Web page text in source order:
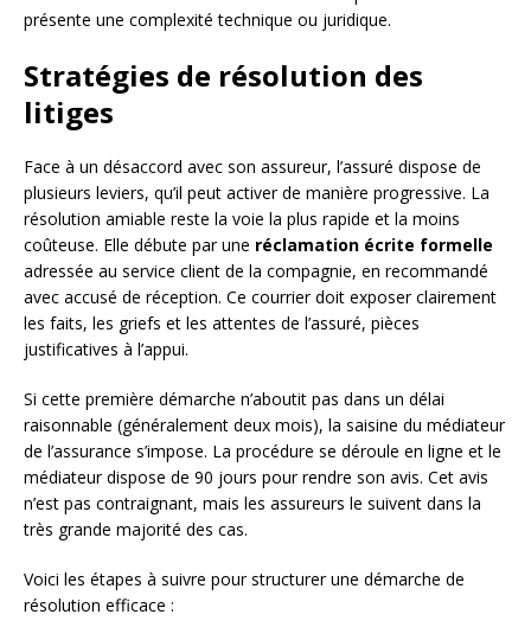
présente une complexité technique ou juridique.
Stratégies de résolution des
litiges
Face à un désaccord avec son assureur, l’assuré dispose de
plusieurs leviers, qu’il peut activer de manière progressive. La
résolution amiable reste la voie la plus rapide et la moins
coûteuse. Elle débute par une réclamation écrite formelle
adressée au service client de la compagnie, en recommandé
avec accusé de réception. Ce courrier doit exposer clairement
les faits, les griefs et les attentes de l’assuré, pièces
justificatives à l’appui.
Si cette première démarche n’aboutit pas dans un délai
raisonnable (généralement deux mois), la saisine du médiateur
de l’assurance s’impose. La procédure se déroule en ligne et le
médiateur dispose de 90 jours pour rendre son avis. Cet avis
n’est pas contraignant, mais les assureurs le suivent dans la
très grande majorité des cas.
Voici les étapes à suivre pour structurer une démarche de
résolution efficace :